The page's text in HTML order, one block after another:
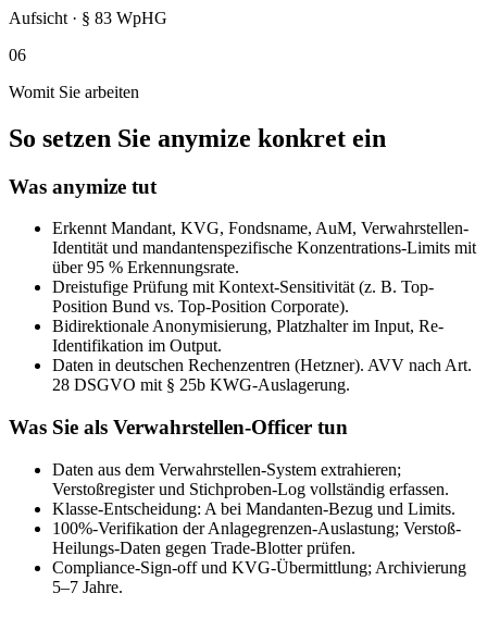
Aufsicht · § 83 WpHG
06
Womit Sie arbeiten
So setzen Sie anymize konkret ein
Was anymize tut
Erkennt Mandant, KVG, Fondsname, AuM, Verwahrstellen-
Identität und mandantenspezifische Konzentrations-Limits mit
über 95 % Erkennungsrate.
Dreistufige Prüfung mit Kontext-Sensitivität (z. B. Top-
Position Bund vs. Top-Position Corporate).
Bidirektionale Anonymisierung, Platzhalter im Input, Re-
Identifikation im Output.
Daten in deutschen Rechenzentren (Hetzner). AVV nach Art.
28 DSGVO mit § 25b KWG-Auslagerung.
Was Sie als Verwahrstellen-Officer tun
Daten aus dem Verwahrstellen-System extrahieren;
Verstoßregister und Stichproben-Log vollständig erfassen.
Klasse-Entscheidung: A bei Mandanten-Bezug und Limits.
100%-Verifikation der Anlagegrenzen-Auslastung; Verstoß-
Heilungs-Daten gegen Trade-Blotter prüfen.
Compliance-Sign-off und KVG-Übermittlung; Archivierung
5–7 Jahre.